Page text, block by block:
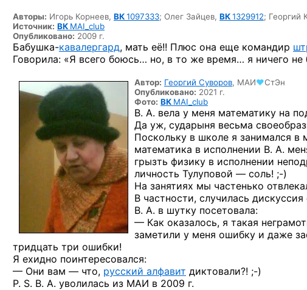
Авторы: Игорь Корнеев, ВК1097333; Олег Зайцев, ВК1329912; Георгий
Источник: ВК MAI_club
Опубликовано: 2009 г.
Бабушка-кавалергард, мать её!! Плюс она еще командир
Говорила: «Я всего боюсь… но, в то же время… я ничего
Автор: Георгий Суворов, МАИ♥СтЭн
Опубликовано: 2021 г.
Фото: ВК MAI_club
В. А. вела у меня математику на
Да уж, сударыня весьма
Поскольку в школе я занимался в
математика в исполнении В. А.
грызть физику в исполнении
личность Тулуповой — соль! ;-)
На занятиях мы частенько
В частности, случилась
В. А. в шутку посетовала:
— Как оказалось, я такая
заметили у меня ошибку и даже
тридцать три ошибки!
Я ехидно поинтересовался:
— Они вам — что, русский алфавит диктовали?! ;-)
P. S. В. А. уволилась из МАИ в 2009 г.